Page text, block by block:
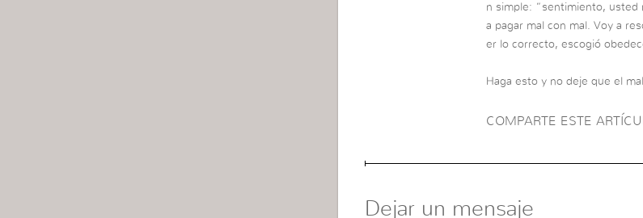
n simple: “sentimiento, usted
a pagar mal con mal. Voy a
er lo correcto, escogió
Haga esto y no deje que el
COMPARTE ESTE
Dejar un mensaje